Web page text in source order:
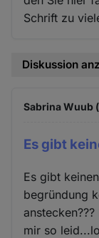
Schrift zu
Diskussion
Sabrina Wuub
Es gibt
Es gibt
begründung
mir so